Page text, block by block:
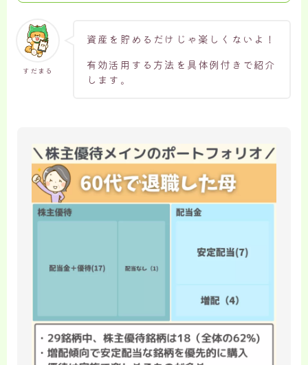
すだまる
資産を貯めるだけじゃ楽しくないよ！
有効活用する方法を具体例付きで紹介
します。